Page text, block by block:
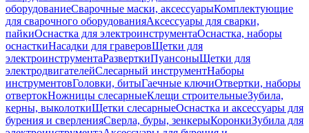
оборудованиеСварочные маски, аксессуарыКомплектующие
для сварочного оборудованияАксессуары для сварки,
пайкиОснастка для электроинструментаОснастка, наборы
оснасткиНасадки для граверовЩетки для
электроинструментаРазверткиПуансоныЩетки для
электродвигателейСлесарный инструментНаборы
инструментовГоловки, битыГаечные ключиОтвертки, наборы
отвертокНожницы слесарныеКлещи строительныеЗубила,
керны, выколоткиЩетки слесарныеОснастка и аксессуары для
бурения и сверленияСверла, буры, зенкерыКоронкиЗубила для